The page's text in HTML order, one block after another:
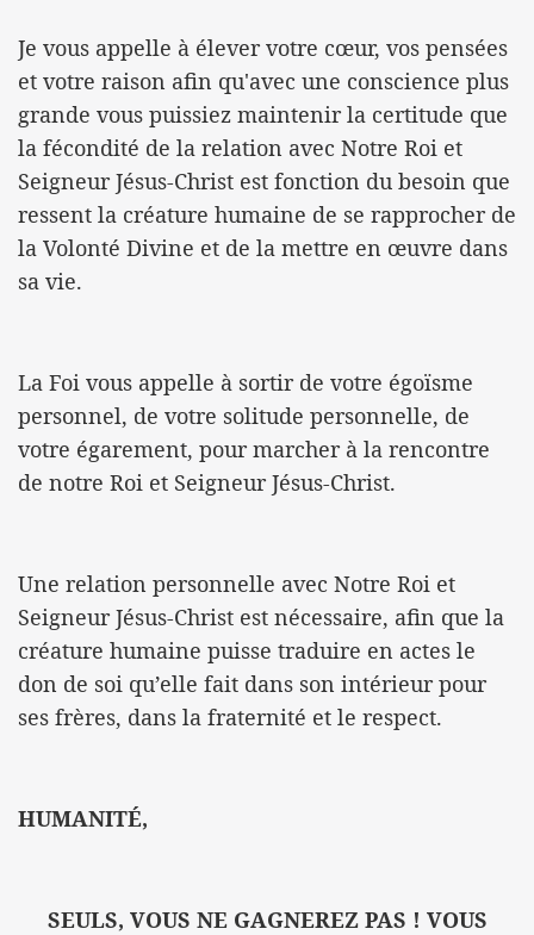
Je vous appelle à élever votre cœur, vos pensées
et votre raison afin qu'avec une conscience plus
grande vous puissiez maintenir la certitude que
la fécondité de la relation avec Notre Roi et
Seigneur Jésus-Christ est fonction du besoin que
ressent la créature humaine de se rapprocher de
la Volonté Divine et de la mettre en œuvre dans
sa vie.
La Foi vous appelle à sortir de votre égoïsme
personnel, de votre solitude personnelle, de
votre égarement, pour marcher à la rencontre
de notre Roi et Seigneur Jésus-Christ.
Une relation personnelle avec Notre Roi et
Seigneur Jésus-Christ est nécessaire, afin que la
créature humaine puisse traduire en actes le
don de soi qu’elle fait dans son intérieur pour
ses frères, dans la fraternité et le respect.
HUMANITÉ,
SEULS, VOUS NE GAGNEREZ PAS ! VOUS